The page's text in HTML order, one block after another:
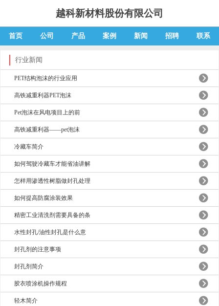
越科新材料股份有限公司
首页 公司 产品 案例 新闻 招聘 联系
行业新闻
PET结构泡沫的行业应用
高铁减重利器PET泡沫
Pet泡沫在风电项目上的前
高铁减重利器——pet泡沫
冷藏车简介
如何驾驶冷藏车才能省油讲解
怎样用渗透性树脂做封孔处理
如何提高防腐涂装效果
精密工业清洗剂需要具备的条
水性封孔/油性封孔是什么意
封孔剂的注意事项
封孔剂简介
胶衣喷涂机操作规程
轻木简介